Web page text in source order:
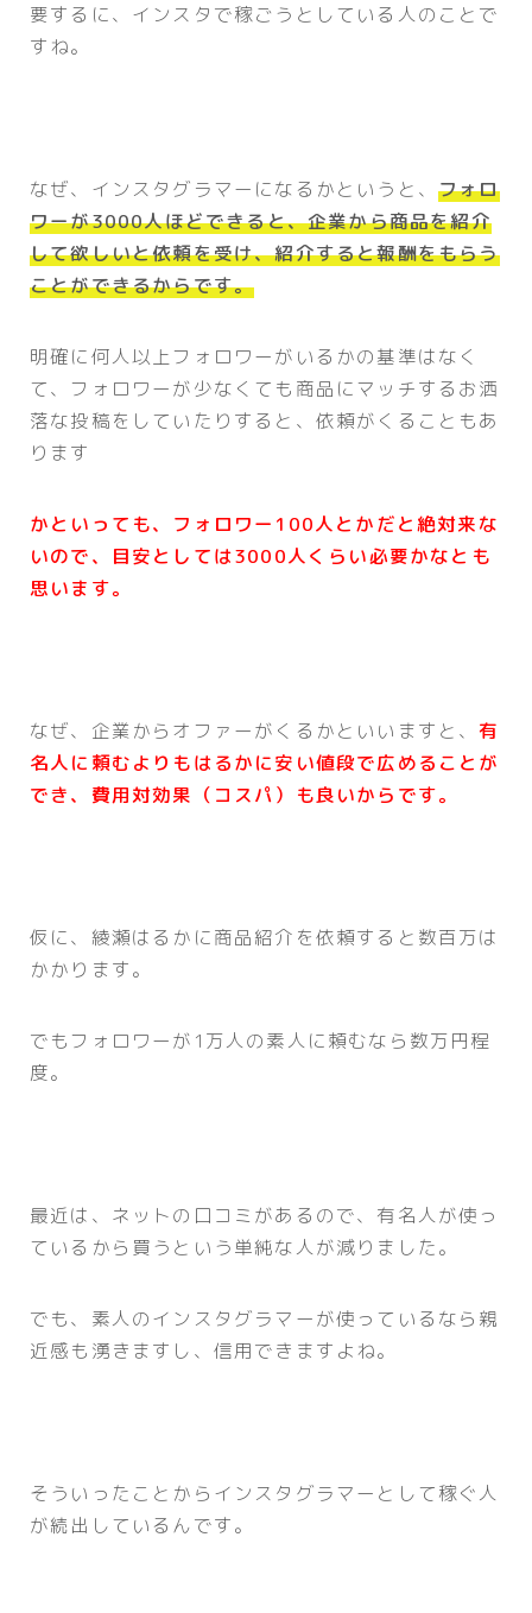
要するに、インスタで稼ごうとしている人のことで
すね。
なぜ、インスタグラマーになるかというと、 フォロ
ワーが3000人ほどできると、企業から商品を紹介
して欲しいと依頼を受け、紹介すると報酬をもらう
ことができるからです。
明確に何人以上フォロワーがいるかの基準はなく
て、フォロワーが少なくても商品にマッチするお洒
落な投稿をしていたりすると、依頼がくることもあ
ります
かといっても、フォロワー100人とかだと絶対来な
いので、目安としては3000人くらい必要かなとも
思います。
なぜ、企業からオファーがくるかといいますと、有
名人に頼むよりもはるかに安い値段で広めることが
でき、費用対効果（コスパ）も良いからです。
仮に、綾瀬はるかに商品紹介を依頼すると数百万は
かかります。
でもフォロワーが1万人の素人に頼むなら数万円程
度。
最近は、ネットの口コミがあるので、有名人が使っ
ているから買うという単純な人が減りました。
でも、素人のインスタグラマーが使っているなら親
近感も湧きますし、信用できますよね。
そういったことからインスタグラマーとして稼ぐ人
が続出しているんです。